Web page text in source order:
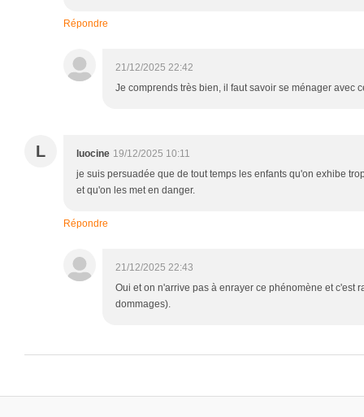
Répondre
21/12/2025 22:42
Je comprends très bien, il faut savoir se ménager avec
L luocine 19/12/2025 10:11
je suis persuadée que de tout temps les enfants qu'on exhibe
et qu'on les met en danger.
Répondre
21/12/2025 22:43
Oui et on n'arrive pas à enrayer ce phénomène et c'est
dommages).